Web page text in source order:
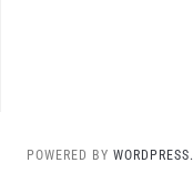
POWERED BY WORDPRESS.